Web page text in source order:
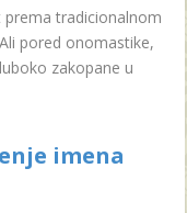
prema tradicionalnom
pored onomastike,
zakopane u
imena